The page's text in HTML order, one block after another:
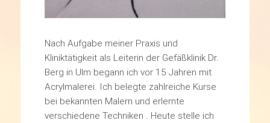
Nach Aufgabe meiner Praxis und
Kliniktätigkeit als Leiterin der Gefäßklinik Dr.
Berg in Ulm begann ich vor 15 Jahren mit
Acrylmalerei. Ich belegte zahlreiche Kurse
bei bekannten Malern und erlernte
verschiedene Techniken . Heute stelle ich